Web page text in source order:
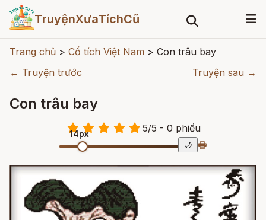
TruyệnXưaTíchCũ
Trang chủ > Cổ tích Việt Nam > Con trâu bay
← Truyện trước
Truyện sau →
Con trâu bay
5/5 - 0 phiếu
14px
🌙 🖶